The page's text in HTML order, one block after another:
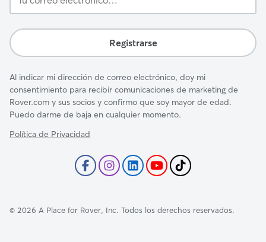
correo
Registrarse
Al indicar mi dirección de correo electrónico, doy mi
consentimiento para recibir comunicaciones de marketing de
Rover.com y sus socios y confirmo que soy mayor de edad.
Puedo darme de baja en cualquier momento.
Política de Privacidad
© 2026 A Place for Rover, Inc. Todos los derechos reservados.